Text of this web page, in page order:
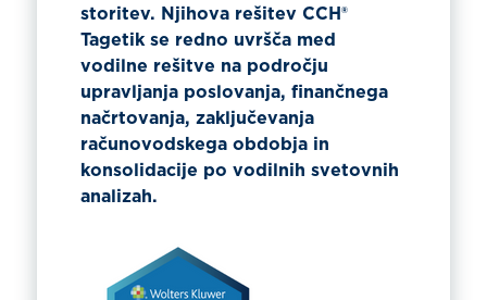
storitev. Njihova rešitev CCH®
Tagetik se redno uvršča med
vodilne rešitve na področju
upravljanja poslovanja, finančnega
načrtovanja, zaključevanja
računovodskega obdobja in
konsolidacije po vodilnih svetovnih
analizah.